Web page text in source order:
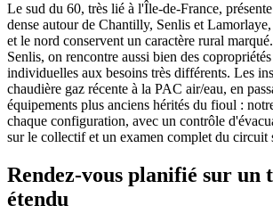
Le sud du 60, très lié à l'Île-de-France,
dense autour de Chantilly, Senlis et
et le nord conservent un caractère rural
Senlis, on rencontre aussi bien des
individuelles aux besoins très différents. Les
chaudière gaz récente à la PAC air/eau, en
équipements plus anciens hérités du fioul :
chaque configuration, avec un contrôle
sur le collectif et un examen complet du circuit
Rendez-vous planifié sur
étendu